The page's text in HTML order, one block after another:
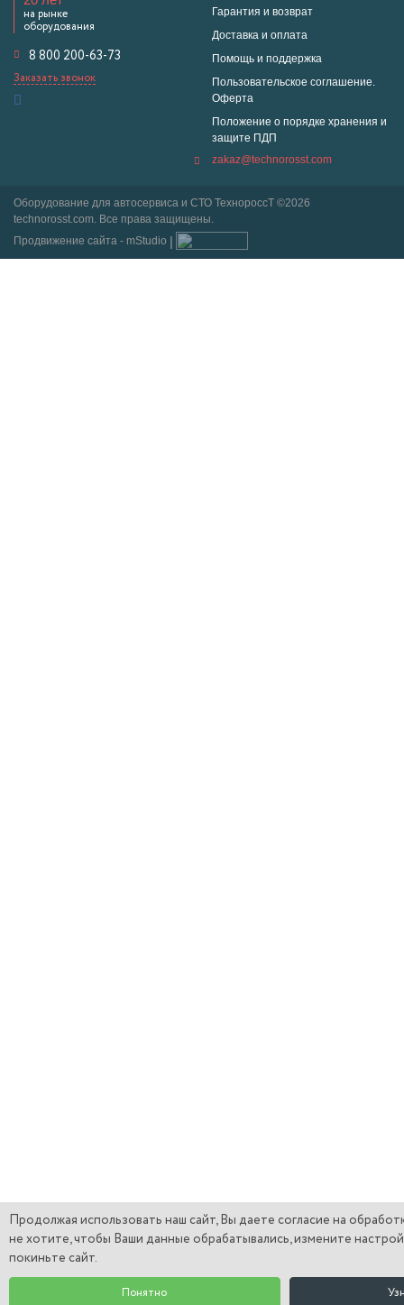
Продолжая использовать наш сайт, Вы даете согласие на
не хотите, чтобы Ваши данные обрабатывались, измените
покиньте сайт.
Понятно
на рынке
оборудования
8 800 200-63-73
Заказать звонок
Гарантия и возврат
Доставка и оплата
Помощь и поддержка
Пользовательское соглашение.
Оферта
Положение о порядке хранения и
защите ПДП
zakaz@technorosst.com
Оборудование для автосервиса и СТО ТехнороссТ ©2026
technorosst.com. Все права защищены.
Продвижение сайта - mStudio